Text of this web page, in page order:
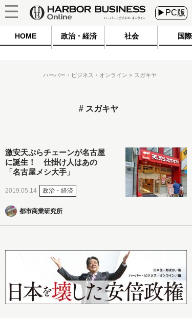
▶PC版
HOME 政治・経済 社会 国際
ハーバー・ビジネス・オンライン スガキヤ
スガキヤ
激安天ぷらチェーンが名古屋
に誕生！ 仕掛け人はあの
「名古屋メシ大手」
2019.05.14 政治・経済
都市商業研究所